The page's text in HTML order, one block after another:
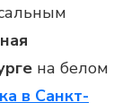
на белом
в Санкт-